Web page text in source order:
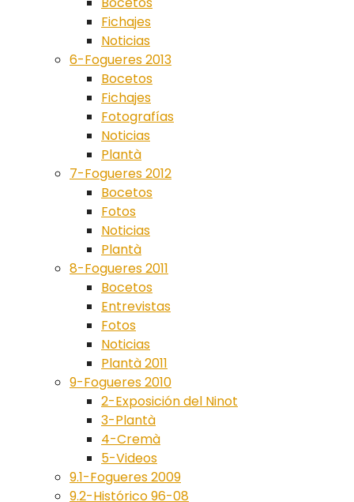
Fichajes
Noticias
6-Fogueres 2013
Bocetos
Fichajes
Fotografías
Noticias
Plantà
7-Fogueres 2012
Bocetos
Fotos
Noticias
Plantà
8-Fogueres 2011
Bocetos
Entrevistas
Fotos
Noticias
Plantà 2011
9-Fogueres 2010
2-Exposición del Ninot
3-Plantà
4-Cremà
5-Videos
9.1-Fogueres 2009
9.2-Histórico 96-08